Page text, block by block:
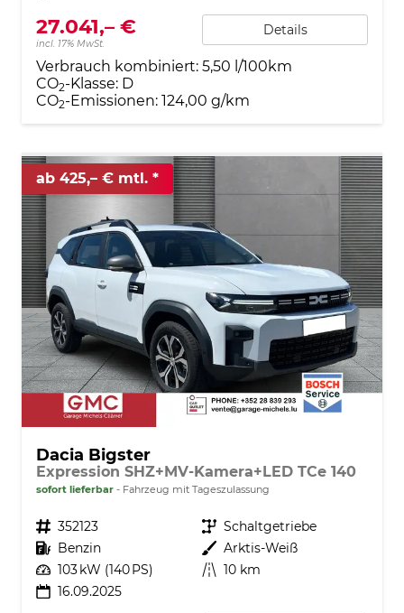
27.041,– €
incl. 17% MwSt.
Details
Verbrauch kombiniert: 5,50 l/100km
CO2-Klasse: D
CO2-Emissionen: 124,00 g/km
ab 425,– € mtl.
Dacia Bigster
Expression SHZ+MV-Kamera+LED TCe 140
sofort lieferbar Fahrzeug mit Tageszulassung
Fahrzeugnr. 352123 Getriebe Schaltgetriebe
Kraftstoff Benzin Außenfarbe Arktis-Weiß
Leistung 103 kW (140 PS) Kilometerstand 10 km
16.09.2025